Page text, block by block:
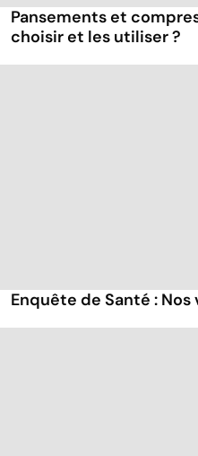
Pansements et
choisir et les utiliser ?
Enquête de Santé : Nos